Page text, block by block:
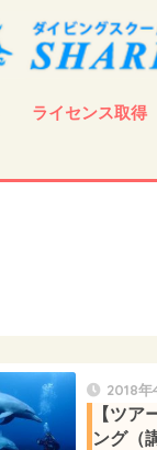
ライセンス取得
2018年
【ツア
ング（